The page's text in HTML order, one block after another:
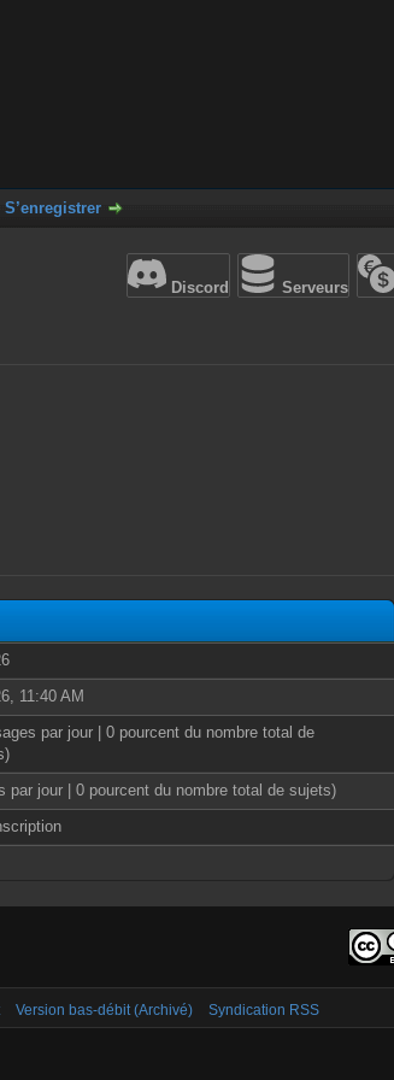
S’enregistrer
Discord Serveurs
11:40 AM
par jour | 0 pourcent du nombre total de
par jour | 0 pourcent du nombre total de sujets)
Version bas-débit (Archivé) Syndication RSS